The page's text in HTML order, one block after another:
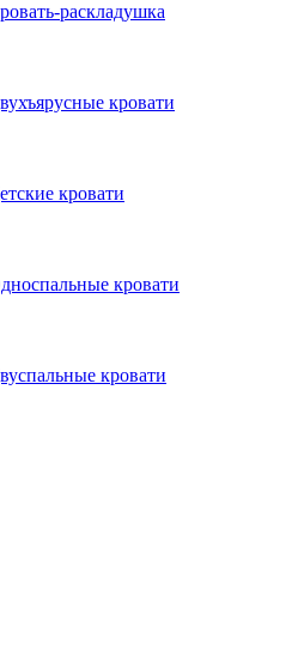
раскладушка
кровати
кровати
кровати
кровати